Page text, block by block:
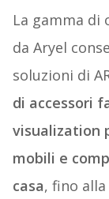
La gamma
da Aryel
soluzioni di
di accessori
visualization
mobili e
casa, fino alla